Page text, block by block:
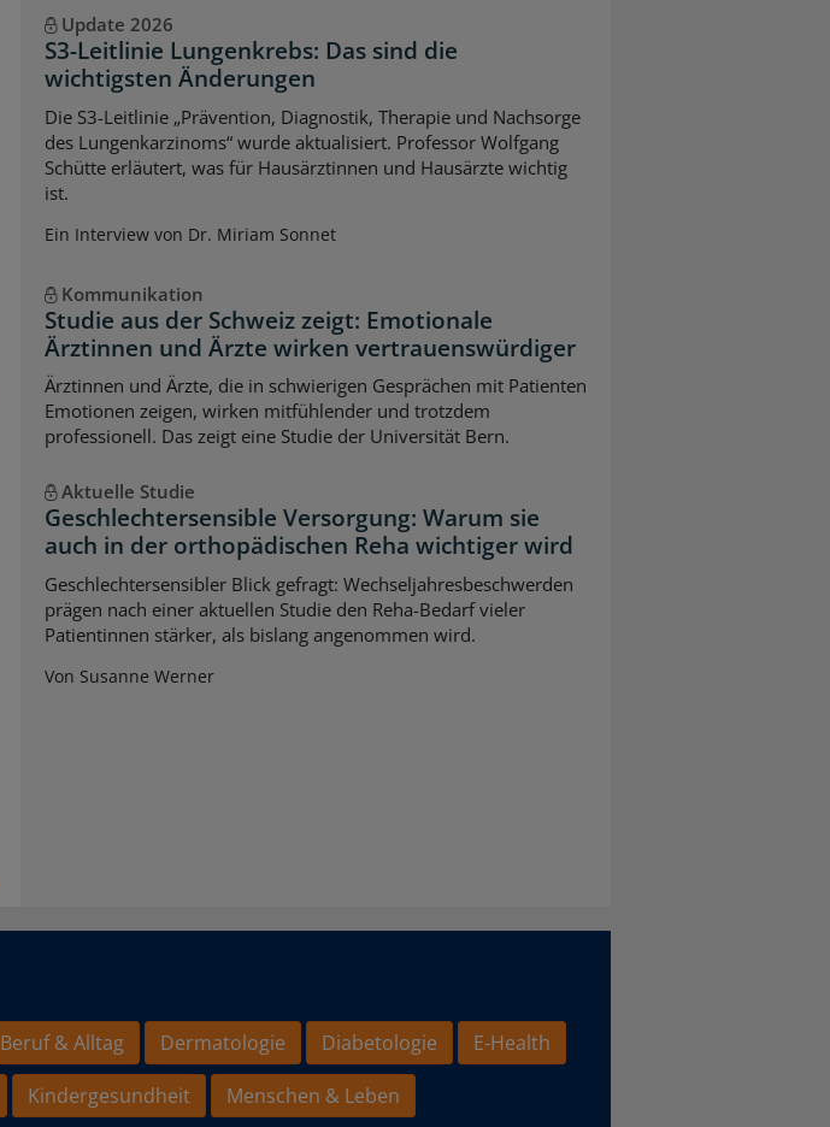
Update 2026
S3-Leitlinie Lungenkrebs: Das sind die
wichtigsten Änderungen
Die S3-Leitlinie „Prävention, Diagnostik, Therapie und Nachsorge
des Lungenkarzinoms“ wurde aktualisiert. Professor Wolfgang
Schütte erläutert, was für Hausärztinnen und Hausärzte wichtig
ist.
Ein Interview von Dr. Miriam Sonnet
Kommunikation
Studie aus der Schweiz zeigt: Emotionale
Ärztinnen und Ärzte wirken vertrauenswürdiger
Ärztinnen und Ärzte, die in schwierigen Gesprächen mit Patienten
Emotionen zeigen, wirken mitfühlender und trotzdem
professionell. Das zeigt eine Studie der Universität Bern.
Aktuelle Studie
Geschlechtersensible Versorgung: Warum sie
auch in der orthopädischen Reha wichtiger wird
Geschlechtersensibler Blick gefragt: Wechseljahresbeschwerden
prägen nach einer aktuellen Studie den Reha-Bedarf vieler
Patientinnen stärker, als bislang angenommen wird.
Von Susanne Werner
Beruf & Alltag Dermatologie Diabetologie
E-Health
Kindergesundheit Menschen & Leben